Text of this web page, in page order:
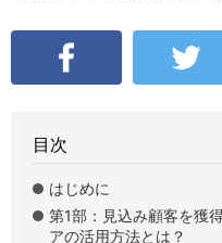
目次
はじめに
第1部：見込み顧客を獲
アの活用方法とは？